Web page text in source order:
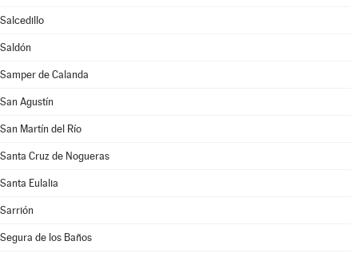
Salcedillo
Saldón
Samper de Calanda
San Agustín
San Martín del Río
Santa Cruz de Nogueras
Santa Eulalia
Sarrión
Segura de los Baños